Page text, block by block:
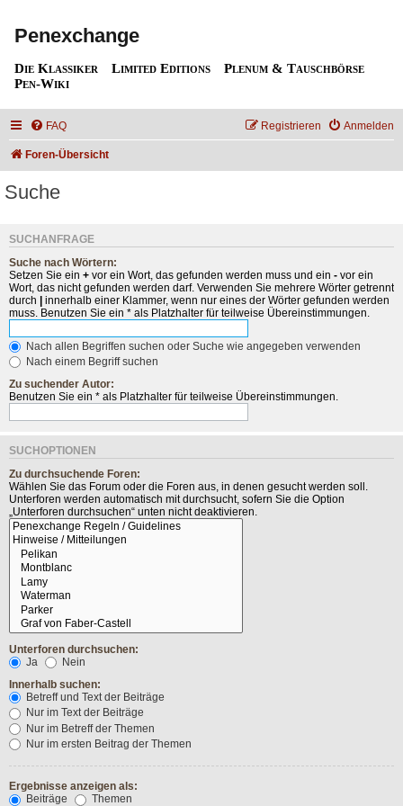
Penexchange
Die Klassiker Limited Editions
Plenum & Tauschbörse
Pen-Wiki
FAQ Anmelden
Registrieren
Foren-Übersicht
Suche
SUCHANFRAGE
Suche nach Wörtern:
Setzen Sie ein + vor ein Wort, das gefunden werden muss und ein - vor ein
Wort, das nicht gefunden werden darf. Verwenden Sie mehrere Wörter getrennt
durch | innerhalb einer Klammer, wenn nur eines der Wörter gefunden werden
muss. Benutzen Sie ein * als Platzhalter für teilweise Übereinstimmungen.
Nach allen Begriffen suchen oder Suche wie angegeben verwenden
Nach einem Begriff suchen
Zu suchender Autor:
Benutzen Sie ein * als Platzhalter für teilweise Übereinstimmungen.
SUCHOPTIONEN
Zu durchsuchende Foren:
Wählen Sie das Forum oder die Foren aus, in denen gesucht werden soll.
Unterforen werden automatisch mit durchsucht, sofern Sie die Option
„Unterforen durchsuchen“ unten nicht deaktivieren.
Unterforen durchsuchen:
Ja
Nein
Innerhalb suchen:
Betreff und Text der Beiträge
Nur im Text der Beiträge
Nur im Betreff der Themen
Nur im ersten Beitrag der Themen
Ergebnisse anzeigen als:
Beiträge
Themen